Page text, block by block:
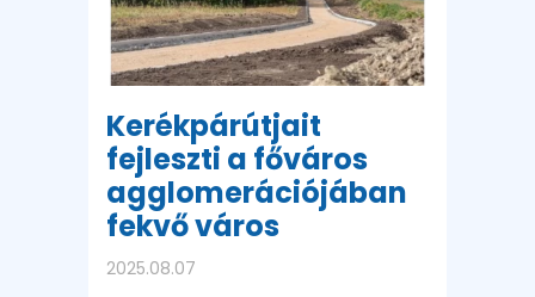
Kerékpárútjait
fejleszti a főváros
agglomerációjában
fekvő város
2025.08.07